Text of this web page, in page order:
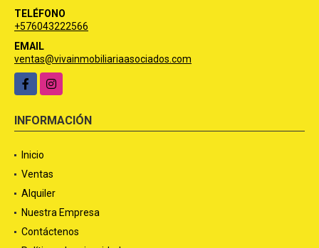
TELÉFONO
+576043222566
EMAIL
ventas@vivainmobiliariaasociados.com
FacebookInstagram
INFORMACIÓN
Inicio
Ventas
Alquiler
Nuestra Empresa
Contáctenos